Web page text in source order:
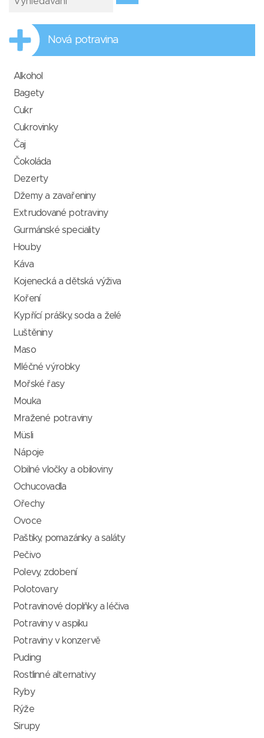
Nová potravina
Alkohol
Bagety
Cukr
Cukrovinky
Čaj
Čokoláda
Dezerty
Džemy a zavařeniny
Extrudované potraviny
Gurmánské speciality
Houby
Káva
Kojenecká a dětská výživa
Koření
Kypřící prášky, soda a želé
Luštěniny
Maso
Mléčné výrobky
Mořské řasy
Mouka
Mražené potraviny
Müsli
Nápoje
Obilné vločky a obiloviny
Ochucovadla
Ořechy
Ovoce
Paštiky, pomazánky a saláty
Pečivo
Polevy, zdobení
Polotovary
Potravinové doplňky a léčiva
Potraviny v aspiku
Potraviny v konzervě
Puding
Rostlinné alternativy
Ryby
Rýže
Sirupy